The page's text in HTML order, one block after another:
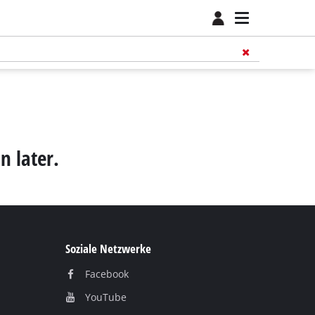
later.
Soziale Netzwerke
Facebook
YouТube